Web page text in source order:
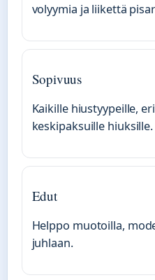
volyymia ja liikettä
Sopivuus
Kaikille hiustyypeille,
keskipaksuille hiuksille.
Edut
Helppo muotoilla,
juhlaan.